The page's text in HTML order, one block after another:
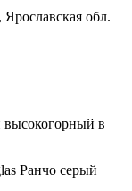
обл.
высокогорный в
Ранчо серый